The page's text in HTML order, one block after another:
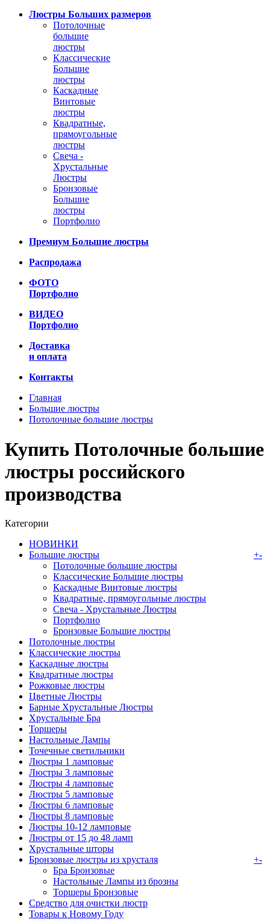
Люстры Больших размеров
Потолочные
большие
люстры
Классические
Большие
люстры
Каскадные
Винтовые
люстры
Квадратные,
прямоугольные
люстры
Свеча -
Хрустальные
Люстры
Бронзовые
Большие
люстры
Портфолио
Премиум Большие люстры
Распродажа
ФОТО
Портфолио
ВИДЕО
Портфолио
Доставка
и оплата
Контакты
Главная
Большие люстры
Потолочные большие люстры
Купить Потолочные большие
люстры российского
производства
Категории
НОВИНКИ
Большие люстры
+-
Потолочные большие люстры
Классические Большие люстры
Каскадные Винтовые люстры
Квадратные, прямоугольные люстры
Свеча - Хрустальные Люстры
Портфолио
Бронзовые Большие люстры
Потолочные люстры
Классические люстры
Каскадные люстры
Квадратные люстры
Рожковые люстры
Цветные Люстры
Барные Хрустальные Люстры
Хрустальные Бра
Торшеры
Настольные Лампы
Точечные светильники
Люстры 1 ламповые
Люстры 3 ламповые
Люстры 4 ламповые
Люстры 5 ламповые
Люстры 6 ламповые
Люстры 8 ламповые
Люстры 10-12 ламповые
Люстры от 15 до 48 ламп
Хрустальные шторы
Бронзовые люстры из хрусталя
+-
Бра Бронзовые
Настольные Лампы из брозны
Торшеры Бронзовые
Средство для очистки люстр
Товары к Новому Году